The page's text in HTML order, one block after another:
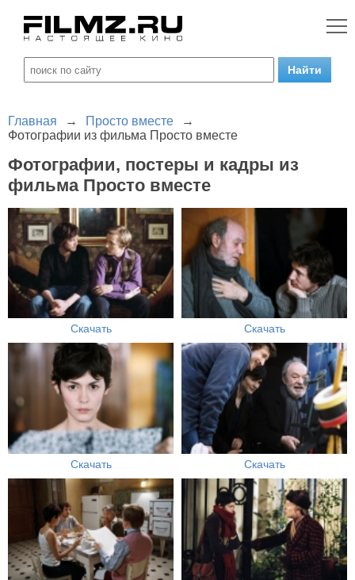
Главная → Просто вместе
→
Фотографии из фильма Просто вместе
Фотографии, постеры и кадры из
фильма Просто вместе
Скачать Скачать
Скачать Скачать